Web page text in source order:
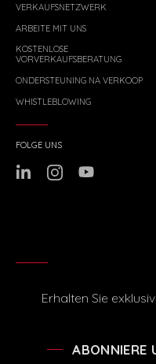
VERKAUFSNETZWERK
ARBEITE MIT UNS
KOSTENLOSE
VORVERKAUFSBERATUNG
ONDERSTEUNING NA VERKOOP
WHISTLEBLOWING
FOLGE UNS
Erhalten Sie
ABONNIERE